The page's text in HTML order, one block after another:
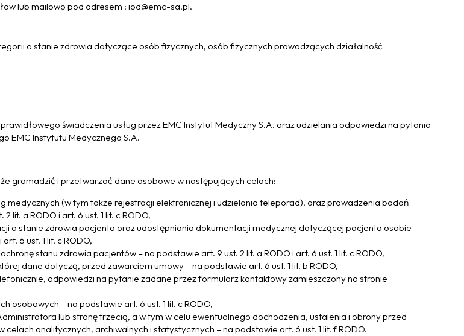
lub mailowo pod adresem : iod@emc-sa.pl.
o stanie zdrowia dotyczące osób fizycznych, osób fizycznych prowadzących działalność
świadczenia usług przez EMC Instytut Medyczny S.A. oraz udzielania odpowiedzi na pytania
EMC Instytutu Medycznego S.A.
gromadzić i przetwarzać dane osobowe w następujących celach:
medycznych (w tym także rejestracji elektronicznej i udzielania teleporad), oraz prowadzenia badań
lit. a RODO i art. 6 ust. 1 lit. c RODO,
o stanie zdrowia pacjenta oraz udostępniania dokumentacji medycznej dotyczącej pacjenta osobie
6 ust. 1 lit. c RODO,
stanu zdrowia pacjentów – na podstawie art. 9 ust. 2 lit. a RODO i art. 6 ust. 1 lit. c RODO,
dane dotyczą, przed zawarciem umowy – na podstawie art. 6 ust. 1 lit. b RODO,
odpowiedzi na pytanie zadane przez formularz kontaktowy zamieszczony na stronie
osobowych – na podstawie art. 6 ust. 1 lit. c RODO,
lub stronę trzecią, a w tym w celu ewentualnego dochodzenia, ustalenia i obrony przed
analitycznych, archiwalnych i statystycznych – na podstawie art. 6 ust. 1 lit. f RODO.